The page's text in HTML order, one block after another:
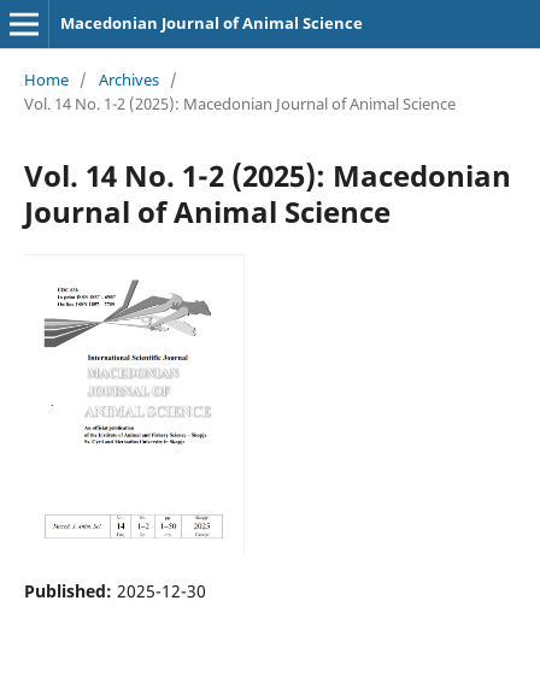
Macedonian Journal of Animal Science
Home / Archives /
Vol. 14 No. 1-2 (2025): Macedonian Journal of Animal Science
Vol. 14 No. 1-2 (2025): Macedonian
Journal of Animal Science
Published: 2025-12-30